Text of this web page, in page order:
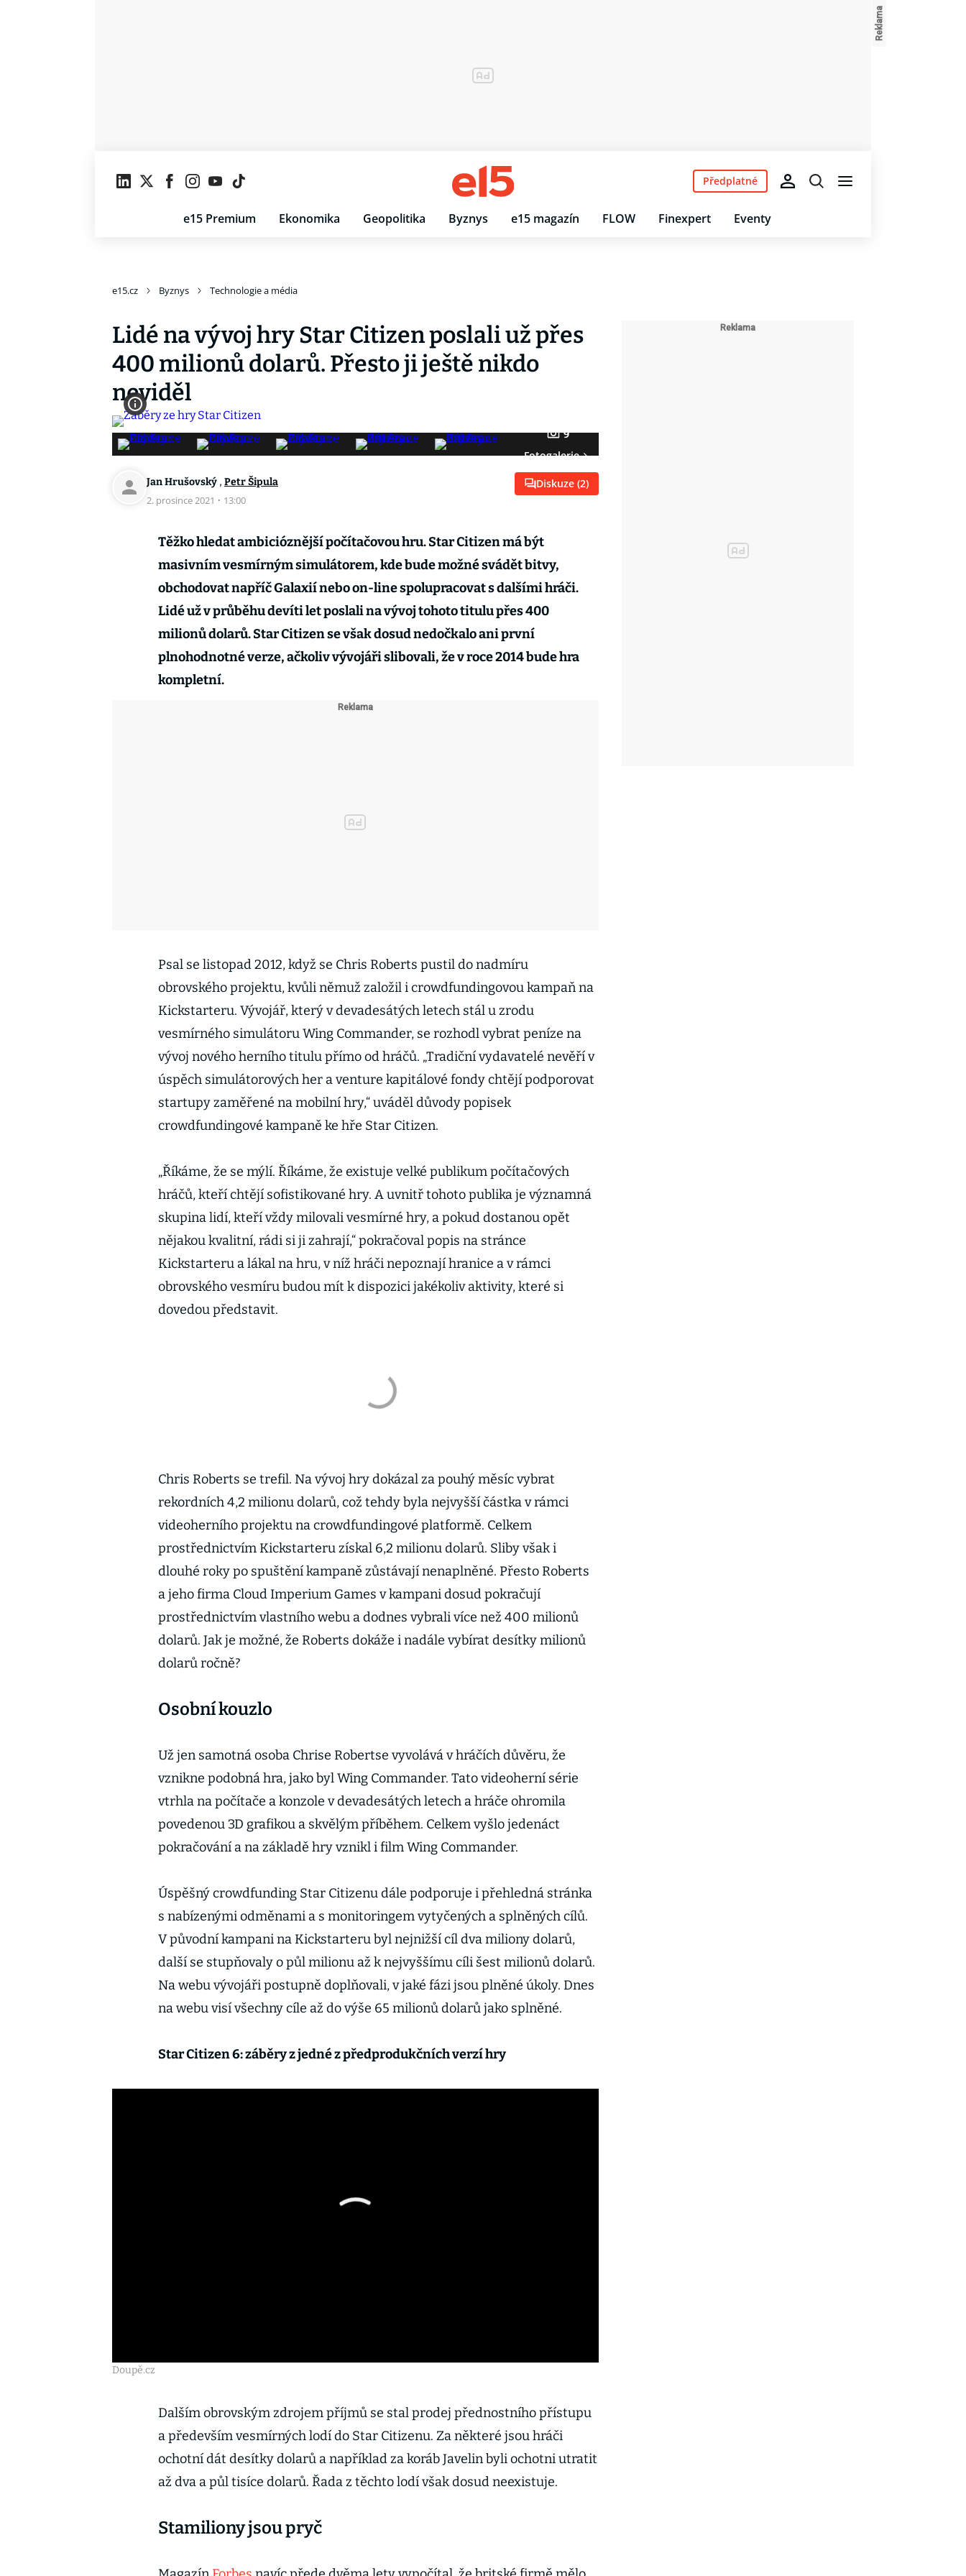
e15 Premium Ekonomika Geopolitika Byznys e15 magazín FLOW Finexpert Eventy
Předplatné
e15.cz Byznys Technologie a média
Lidé na vývoj hry Star Citizen poslali už přes
400 milionů dolarů. Přesto ji ještě nikdo
neviděl
9
Fotogalerie
Jan Hrušovský , Petr Šipula
2. prosince 2021 · 13:00
Diskuze (2)
Těžko hledat ambicióznější počítačovou hru. Star Citizen má být
masivním vesmírným simulátorem, kde bude možné svádět bitvy,
obchodovat napříč Galaxií nebo on-line spolupracovat s dalšími hráči.
Lidé už v průběhu devíti let poslali na vývoj tohoto titulu přes 400
milionů dolarů. Star Citizen se však dosud nedočkalo ani první
plnohodnotné verze, ačkoliv vývojáři slibovali, že v roce 2014 bude hra
kompletní.
Psal se listopad 2012, když se Chris Roberts pustil do nadmíru
obrovského projektu, kvůli němuž založil i crowdfundingovou kampaň na
Kickstarteru. Vývojář, který v devadesátých letech stál u zrodu
vesmírného simulátoru Wing Commander, se rozhodl vybrat peníze na
vývoj nového herního titulu přímo od hráčů. „Tradiční vydavatelé nevěří v
úspěch simulátorových her a venture kapitálové fondy chtějí podporovat
startupy zaměřené na mobilní hry,“ uváděl důvody popisek
crowdfundingové kampaně ke hře Star Citizen.
„Říkáme, že se mýlí. Říkáme, že existuje velké publikum počítačových
hráčů, kteří chtějí sofistikované hry. A uvnitř tohoto publika je významná
skupina lidí, kteří vždy milovali vesmírné hry, a pokud dostanou opět
nějakou kvalitní, rádi si ji zahrají,“ pokračoval popis na stránce
Kickstarteru a lákal na hru, v níž hráči nepoznají hranice a v rámci
obrovského vesmíru budou mít k dispozici jakékoliv aktivity, které si
dovedou představit.
Chris Roberts se trefil. Na vývoj hry dokázal za pouhý měsíc vybrat
rekordních 4,2 milionu dolarů, což tehdy byla nejvyšší částka v rámci
videoherního projektu na crowdfundingové platformě. Celkem
prostřednictvím Kickstarteru získal 6,2 milionu dolarů. Sliby však i
dlouhé roky po spuštění kampaně zůstávají nenaplněné. Přesto Roberts
a jeho firma Cloud Imperium Games v kampani dosud pokračují
prostřednictvím vlastního webu a dodnes vybrali více než 400 milionů
dolarů. Jak je možné, že Roberts dokáže i nadále vybírat desítky milionů
dolarů ročně?
Osobní kouzlo
Už jen samotná osoba Chrise Robertse vyvolává v hráčích důvěru, že
vznikne podobná hra, jako byl Wing Commander. Tato videoherní série
vtrhla na počítače a konzole v devadesátých letech a hráče ohromila
povedenou 3D grafikou a skvělým příběhem. Celkem vyšlo jedenáct
pokračování a na základě hry vznikl i film Wing Commander.
Úspěšný crowdfunding Star Citizenu dále podporuje i přehledná stránka
s nabízenými odměnami a s monitoringem vytyčených a splněných cílů.
V původní kampani na Kickstarteru byl nejnižší cíl dva miliony dolarů,
další se stupňovaly o půl milionu až k nejvyššímu cíli šest milionů dolarů.
Na webu vývojáři postupně doplňovali, v jaké fázi jsou plněné úkoly. Dnes
na webu visí všechny cíle až do výše 65 milionů dolarů jako splněné.
Star Citizen 6: záběry z jedné z předprodukčních verzí hry
Doupě.cz
Dalším obrovským zdrojem příjmů se stal prodej přednostního přístupu
a především vesmírných lodí do Star Citizenu. Za některé jsou hráči
ochotní dát desítky dolarů a například za koráb Javelin byli ochotni utratit
až dva a půl tisíce dolarů. Řada z těchto lodí však dosud neexistuje.
Stamiliony jsou pryč